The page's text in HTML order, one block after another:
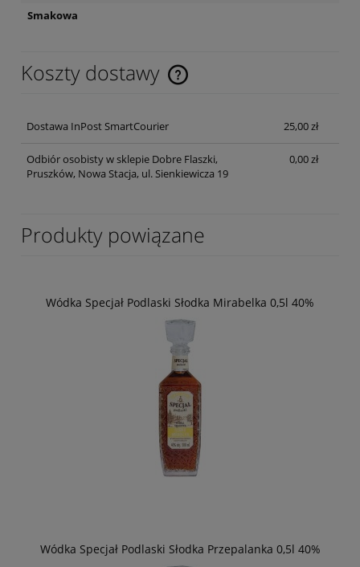
Smakowa
Koszty dostawy
Cena nie zawiera ewentualnych kosztów płatności
Dostawa InPost SmartCourier 25,00 zł
Odbiór osobisty w sklepie Dobre Flaszki,
Pruszków, Nowa Stacja, ul. Sienkiewicza 19
0,00 zł
Produkty powiązane
Wódka Specjał Podlaski Słodka Mirabelka 0,5l 40%
Wódka Specjał Podlaski Słodka Przepalanka 0,5l 40%